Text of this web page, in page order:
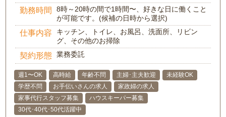
勤務時間
8時～20時の間で1時間〜、好きな日に働くこと
が可能です。(候補の日時から選択)
仕事内容
キッチン、トイレ、お風呂、洗面所、リビン
グ、その他のお掃除
契約形態 業務委託
週1〜OK 高時給 年齢不問 主婦･主夫歓迎
未経験OK
学歴不問
お手伝いさんの求人
家政婦の求人
家事代行スタッフ募集
ハウスキーパー募集
30代･40代･50代活躍中